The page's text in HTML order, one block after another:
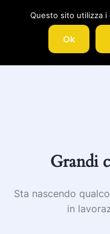
Grandi
Sta nascendo
in
Questo sito utilizza
Ok